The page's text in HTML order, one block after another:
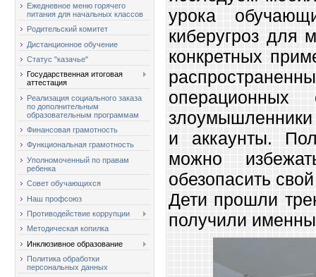
Ежедневное меню горячего
питания для начальных классов
Родительский комитет
Дистанционное обучение
Статус "казачье"
Государственная итоговая
аттестация
Реализация социального заказа
по дополнительным
образовательным программам
Финансовая грамотность
Функциональная грамотность
Уполномоченный по правам
ребенка
Совет обучающихся
Наш профсоюз
Противодействие коррупции
Методическая копилка
Инклюзивное образование
Политика обработки
персональных данных
урока
киберугроз для
конкретных
и аккаунты.
можно
обезопасить
Дети прошли
получили